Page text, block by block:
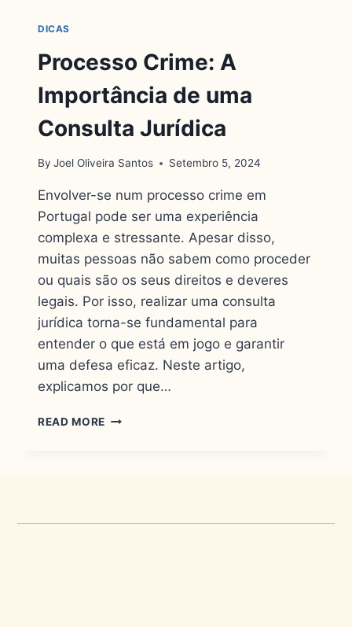
DICAS
Processo Crime: A
Importância de uma
Consulta Jurídica
By Joel Oliveira Santos Setembro 5, 2024
Envolver-se num processo crime em
Portugal pode ser uma experiência
complexa e stressante. Apesar disso,
muitas pessoas não sabem como proceder
ou quais são os seus direitos e deveres
legais. Por isso, realizar uma consulta
jurídica torna-se fundamental para
entender o que está em jogo e garantir
uma defesa eficaz. Neste artigo,
explicamos por que…
READ MORE